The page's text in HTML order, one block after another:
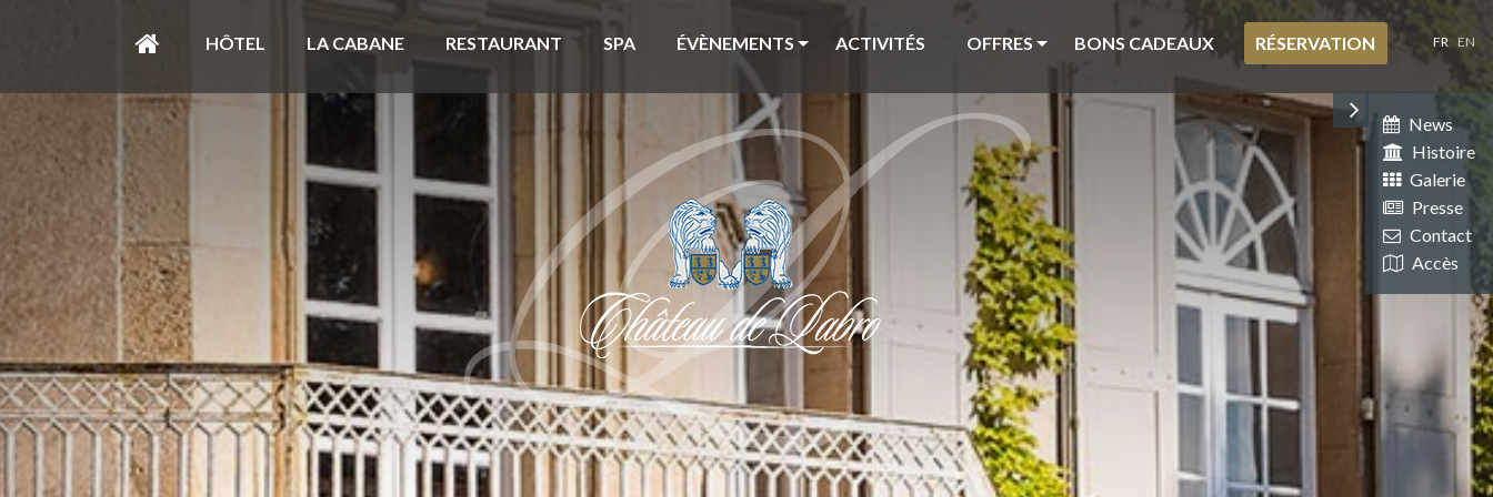
FR EN
HÔTEL LA CABANE RESTAURANT SPA ÉVÈNEMENTS ACTIVITÉS OFFRES BONS CADEAUX RÉSERVATION
News
Histoire
Galerie
Presse
Contact
Accès